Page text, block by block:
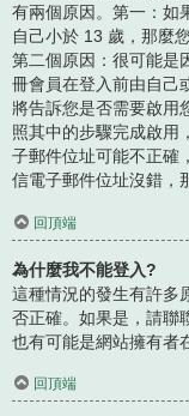
有兩個原因。第一：如
自己小於 13 歲，那麼
第二個原因：很可能是
冊會員在登入前由自己
將告訴您是否需要啟用
照其中的步驟完成啟用
子郵件位址可能不正確
信電子郵件位址沒錯，
回頂端
為什麼我不能登入?
這種情況的發生有許多
否正確。如果是，請聯
也有可能是網站擁有者
回頂端